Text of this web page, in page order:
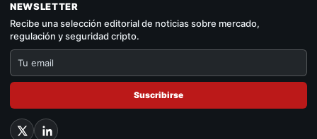
NEWSLETTER
Recibe una selección editorial de noticias sobre mercado,
regulación y seguridad cripto.
Suscribirse